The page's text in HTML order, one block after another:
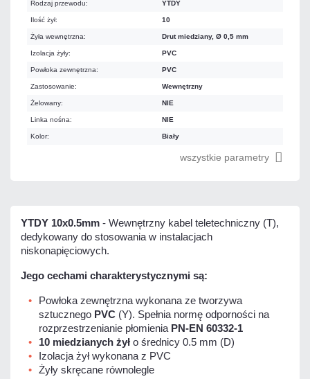
Rodzaj przewodu: YTDY
Ilość żył: 10
Żyła wewnętrzna: Drut miedziany, Ø 0,5 mm
Izolacja żyły: PVC
Powłoka zewnętrzna: PVC
Zastosowanie: Wewnętrzny
Żelowany: NIE
Linka nośna: NIE
Kolor: Biały
wszystkie parametry
YTDY 10x0.5mm - Wewnętrzny kabel teletechniczny (T),
dedykowany do stosowania w instalacjach
niskonapięciowych.
Jego cechami charakterystycznymi są:
Powłoka zewnętrzna wykonana ze tworzywa
sztucznego PVC (Y). Spełnia normę odporności na
rozprzestrzenianie płomienia PN-EN 60332-1
10 miedzianych żył o średnicy 0.5 mm (D)
Izolacja żył wykonana z PVC
Żyły skręcane równolegle